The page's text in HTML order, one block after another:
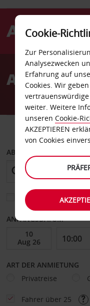
Avis
FAHRZEUG
ABHOLEN VON
Eine andere
ANFANGSDATUM
ART DER ANMIETUNG
Privatreise
Fahrer über 25
Cookie-
Zur
Analysezwecken
Erfahrung auf
Cookies. Wir
weiter. Weitere
unseren Cookie-
AKZEPTIEREN
von Cookies